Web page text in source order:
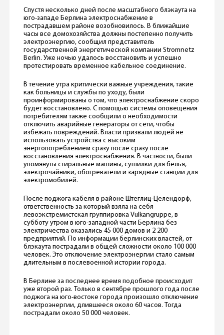
Спустя несколько дней после масштабного блэкаута на
юго-западе Берлина электроснабжение в
пострадавшем районе возобновилось. В ближайшие
часы все домохозяйства должны постепенно получить
электроэнергию, сообщил представитель
государственной энергетической компании Stromnetz
Berlin. Уже ночью удалось восстановить и успешно
протестировать временное кабельное соединение.
В течение утра критически важные учреждения, такие
как больницы и службы по уходу, были
проинформированы о том, что электроснабжение скоро
будет восстановлено. С помощью системы оповещения
потребителям также сообщили о необходимости
отключить аварийные генераторы от сети, чтобы
избежать повреждений. Власти призвали людей не
использовать устройства с высоким
энергопотреблением сразу после сразу после
восстановления электроснабжения. В частности, были
упомянуты стиральные машины, сушилки для белья,
электрочайники, обогреватели и зарядные станции для
электромобилей.
После поджога кабеля в районе Штеглиц-Целендорф,
ответственность за который взяла на себя
левоэкстремистская группировка Vulkangruppe, в
субботу утром в юго-западной части Берлина без
электричества оказались 45 000 домов и 2 200
предприятий. По информации берлинских властей, от
блэкаута пострадали в общей сложности около 100 000
человек. Это отключение электроэнергии стало самым
длительным в послевоенной истории города.
В Берлине за последнее время подобное происходит
уже второй раз. Только в сентябре прошлого года после
поджога на юго-востоке города произошло отключение
электроэнергии, длившееся около 60 часов. Тогда
пострадали около 50 000 человек.